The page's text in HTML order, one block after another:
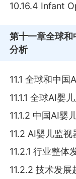
10.16.4 Infant
第十一章全球和
分析
11.1 全球和中
11.1.1 全球AI婴
11.1.2 中国AI婴
11.2 AI婴儿监
11.2.1 行业整体
11.2.2 技术发展